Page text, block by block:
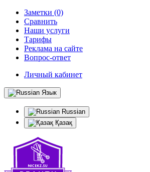
Заметки (0)
Сравнить
Наши услуги
Тарифы
Реклама на сайте
Вопрос-ответ
Личный кабинет
Язык
Russian
Қазақ